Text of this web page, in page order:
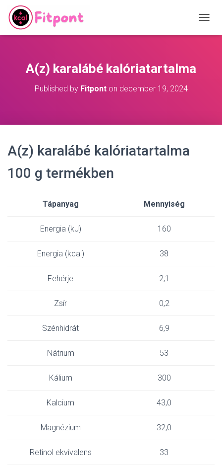
O
A(z) karalábé kalóriatartalma
Published by Fitponton december 19, 2024
A(z) karalábé kalóriatartalma
100 g termékben
Tápanyag Mennyiség
Energia (kJ) 160
Energia (kcal) 38
Fehérje 2,1
Zsír 0,2
Szénhidrát 6,9
Nátrium 53
Kálium 300
Kalcium 43,0
Magnézium 32,0
Retinol ekvivalens 33